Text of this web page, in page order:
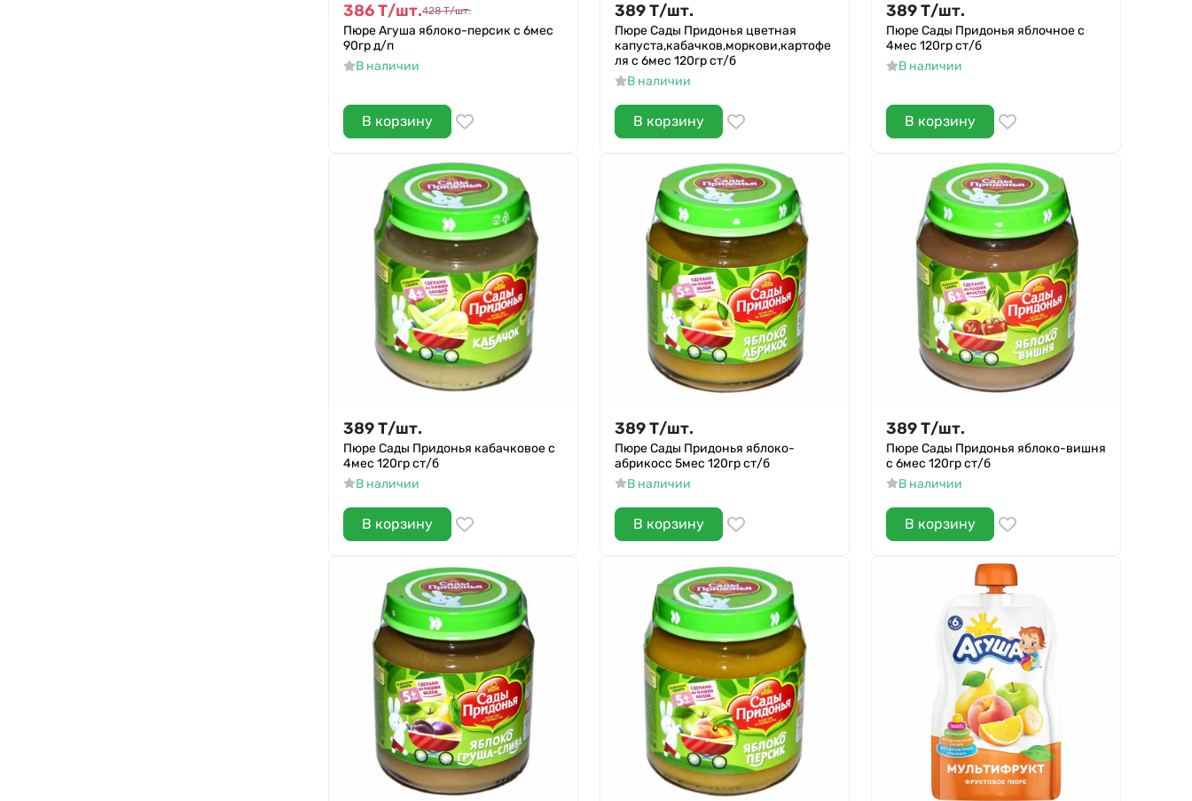
386Т/шт.428 Т/шт.
Пюре Агуша яблоко-персик с 6мес
90гр д/п
В наличии
В корзину
389Т/шт.
Пюре Сады Придонья цветная
капуста,кабачков,моркови,картофе
ля с 6мес 120гр ст/б
В наличии
В корзину
389Т/шт.
Пюре Сады Придонья яблочное с
4мес 120гр ст/б
В наличии
В корзину
389Т/шт.
Пюре Сады Придонья кабачковое с
4мес 120гр ст/б
В наличии
В корзину
389Т/шт.
Пюре Сады Придонья яблоко-
абрикосс 5мес 120гр ст/б
В наличии
В корзину
389Т/шт.
Пюре Сады Придонья яблоко-вишня
с 6мес 120гр ст/б
В наличии
В корзину